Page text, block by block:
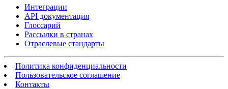
Интеграции
API документация
Глоссарий
Рассылки в странах
Отраслевые стандарты
Политика конфиденциальности
Пользовательское соглашение
Контакты